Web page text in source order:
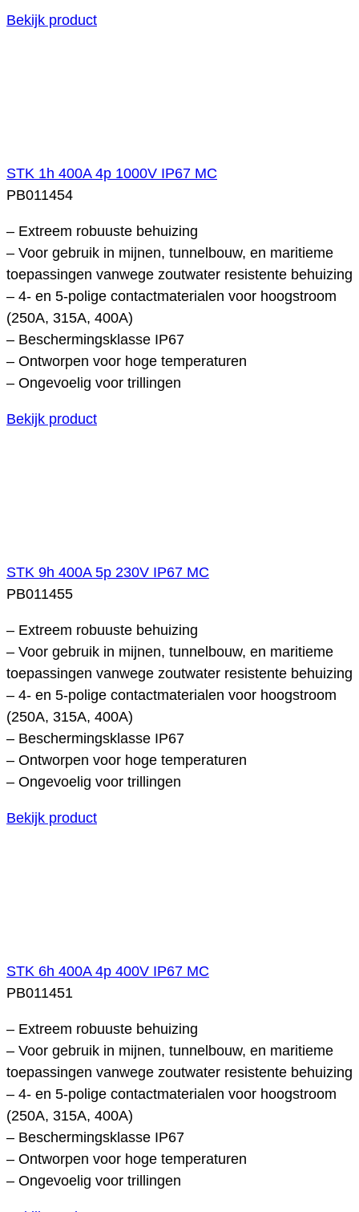
Bekijk product
STK 1h 400A 4p 1000V IP67 MC
PB011454
– Extreem robuuste behuizing
– Voor gebruik in mijnen, tunnelbouw, en maritieme
toepassingen vanwege zoutwater resistente behuizing
– 4- en 5-polige contactmaterialen voor hoogstroom
(250A, 315A, 400A)
– Beschermingsklasse IP67
– Ontworpen voor hoge temperaturen
– Ongevoelig voor trillingen
Bekijk product
STK 9h 400A 5p 230V IP67 MC
PB011455
– Extreem robuuste behuizing
– Voor gebruik in mijnen, tunnelbouw, en maritieme
toepassingen vanwege zoutwater resistente behuizing
– 4- en 5-polige contactmaterialen voor hoogstroom
(250A, 315A, 400A)
– Beschermingsklasse IP67
– Ontworpen voor hoge temperaturen
– Ongevoelig voor trillingen
Bekijk product
STK 6h 400A 4p 400V IP67 MC
PB011451
– Extreem robuuste behuizing
– Voor gebruik in mijnen, tunnelbouw, en maritieme
toepassingen vanwege zoutwater resistente behuizing
– 4- en 5-polige contactmaterialen voor hoogstroom
(250A, 315A, 400A)
– Beschermingsklasse IP67
– Ontworpen voor hoge temperaturen
– Ongevoelig voor trillingen